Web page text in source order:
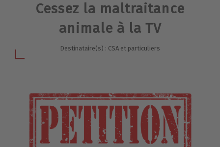
Cessez la maltraitance
animale à la TV
Destinataire(s) : CSA et particuliers